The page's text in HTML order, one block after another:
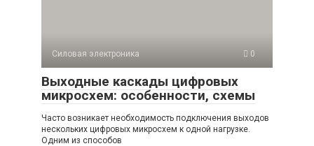
Силовая электроника 0
Выходные каскады цифровых
микросхем: особенности, схемы
Часто возникает необходимость подключения выходов
нескольких цифровых микросхем к одной нагрузке.
Одним из способов